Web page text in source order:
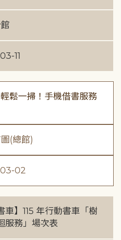
11
輕鬆一掃！手機借書服務
(總館)
02
車】115 年行動書車「樹
服務」場次表